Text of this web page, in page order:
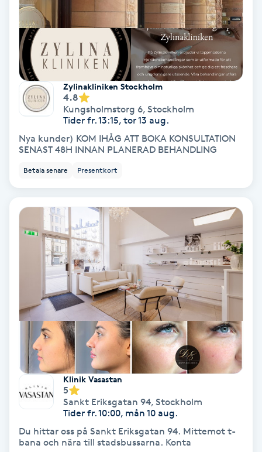
Tandblekning
Tandläkare
Tatuering
Tatueringsborttagning
Terapi
Thaimassage
Torr hårbotten
Torrborstning
Triggerpunktsmassage
Trådning
Träning
Tvätt & Fön
Vaccination
Zylinakliniken Stockholm
4.8
Kungsholmstorg 6, Stockholm
Tider fr. 13:15, tor 13 aug.
Nya kunder) KOM IHÅG ATT BOKA KONSULTATION
SENAST 48H INNAN PLANERAD BEHANDLING
Betala senare Presentkort
Klinik Vasastan
5
Sankt Eriksgatan 94, Stockholm
Tider fr. 10:00, mån 10 aug.
Du hittar oss på Sankt Eriksgatan 94. Mittemot t-
bana och nära till stadsbussarna. Konta